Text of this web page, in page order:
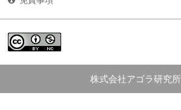
株式会社アゴラ研究所